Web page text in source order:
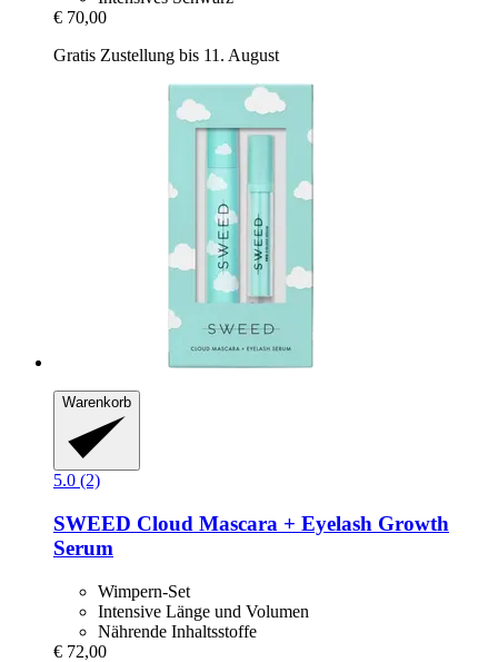
€ 70,00
Gratis Zustellung bis 11. August
Warenkorb
5.0 (2)
SWEED Cloud Mascara + Eyelash Growth
Serum
Wimpern-Set
Intensive Länge und Volumen
Nährende Inhaltsstoffe
€ 72,00